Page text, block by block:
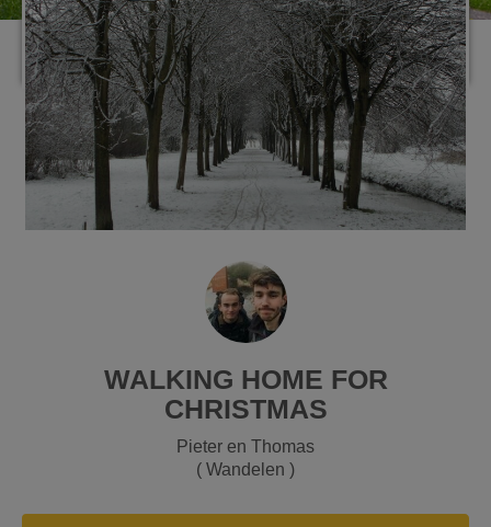
WALKING HOME FOR
CHRISTMAS
Pieter en Thomas
( Wandelen )